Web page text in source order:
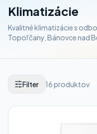
Klimatizácie
Kvalitné klimatizácie s
Topoľčany, Bánovce nad
Filter 16produktov